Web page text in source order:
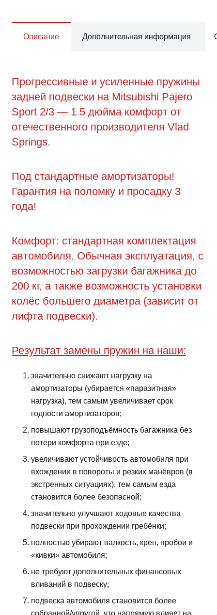
Описание Дополнительная информация
Прогрессивные и усиленные пружины
задней подвески на Mitsubishi Pajero
Sport 2/3 — 1.5 дюйма комфорт от
отечественного производителя Vlad
Springs.
Под стандартные амортизаторы!
Гарантия на поломку и просадку 3
года!
Комфорт: стандартная комплектация
автомобиля. Обычная эксплуатация, с
возможностью загрузки багажника до
200 кг, а также возможность установки
колёс большего диаметра (зависит от
лифта подвески).
Результат замены пружин на наши:
значительно снижают нагрузку на
амортизаторы (убирается «паразитная»
нагрузка), тем самым увеличивает срок
годности амортизаторов;
повышают грузоподъёмность багажника без
потери комфорта при езде;
увеличивают устойчивость автомобиля при
вхождении в повороты и резких манёвров (в
экстренных ситуациях), тем самым езда
становится более безопасной;
значительно улучшают ходовые качества
подвески при прохождении гребёнки;
полностью убирают валкость, крен, пробои и
«кивки» автомобиля;
не требуют дополнительных финансовых
вливаний в подвеску;
подвеска автомобиля становится более
собранной/упругой, что напрямую влияет на